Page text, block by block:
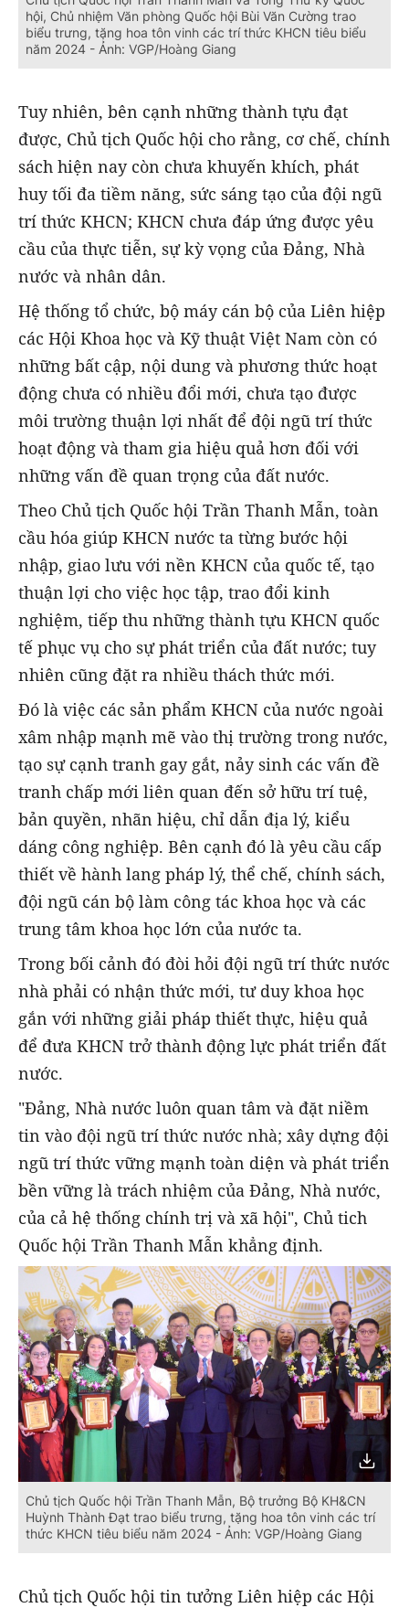
hội, Chủ nhiệm Văn phòng Quốc hội Bùi Văn Cường trao
biểu trưng, tặng hoa tôn vinh các trí thức KHCN tiêu biểu
năm 2024 - Ảnh: VGP/Hoàng Giang
Tuy nhiên, bên cạnh những thành tựu đạt
được, Chủ tịch Quốc hội cho rằng, cơ chế, chính
sách hiện nay còn chưa khuyến khích, phát
huy tối đa tiềm năng, sức sáng tạo của đội ngũ
trí thức KHCN; KHCN chưa đáp ứng được yêu
cầu của thực tiễn, sự kỳ vọng của Đảng, Nhà
nước và nhân dân.
Hệ thống tổ chức, bộ máy cán bộ của Liên hiệp
các Hội Khoa học và Kỹ thuật Việt Nam còn có
những bất cập, nội dung và phương thức hoạt
động chưa có nhiều đổi mới, chưa tạo được
môi trường thuận lợi nhất để đội ngũ trí thức
hoạt động và tham gia hiệu quả hơn đối với
những vấn đề quan trọng của đất nước.
Theo Chủ tịch Quốc hội Trần Thanh Mẫn, toàn
cầu hóa giúp KHCN nước ta từng bước hội
nhập, giao lưu với nền KHCN của quốc tế, tạo
thuận lợi cho việc học tập, trao đổi kinh
nghiệm, tiếp thu những thành tựu KHCN quốc
tế phục vụ cho sự phát triển của đất nước; tuy
nhiên cũng đặt ra nhiều thách thức mới.
Đó là việc các sản phẩm KHCN của nước ngoài
xâm nhập mạnh mẽ vào thị trường trong nước,
tạo sự cạnh tranh gay gắt, nảy sinh các vấn đề
tranh chấp mới liên quan đến sở hữu trí tuệ,
bản quyền, nhãn hiệu, chỉ dẫn địa lý, kiểu
dáng công nghiệp. Bên cạnh đó là yêu cầu cấp
thiết về hành lang pháp lý, thể chế, chính sách,
đội ngũ cán bộ làm công tác khoa học và các
trung tâm khoa học lớn của nước ta.
Trong bối cảnh đó đòi hỏi đội ngũ trí thức nước
nhà phải có nhận thức mới, tư duy khoa học
gắn với những giải pháp thiết thực, hiệu quả
để đưa KHCN trở thành động lực phát triển đất
nước.
"Đảng, Nhà nước luôn quan tâm và đặt niềm
tin vào đội ngũ trí thức nước nhà; xây dựng đội
ngũ trí thức vững mạnh toàn diện và phát triển
bền vững là trách nhiệm của Đảng, Nhà nước,
của cả hệ thống chính trị và xã hội", Chủ tich
Quốc hội Trần Thanh Mẫn khẳng định.
Chủ tịch Quốc hội Trần Thanh Mẫn, Bộ trưởng Bộ KH&CN
Huỳnh Thành Đạt trao biểu trưng, tặng hoa tôn vinh các trí
thức KHCN tiêu biểu năm 2024 - Ảnh: VGP/Hoàng Giang
Chủ tịch Quốc hội tin tưởng Liên hiệp các Hội